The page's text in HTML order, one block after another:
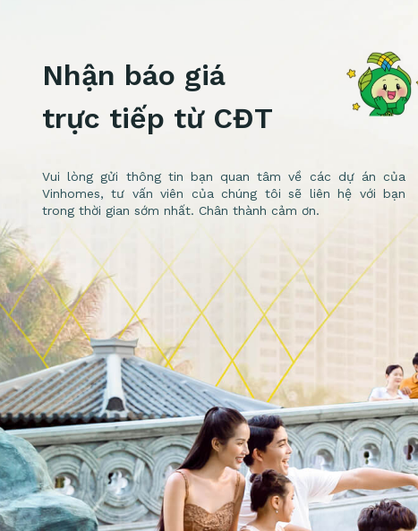
Nhận báo giá
trực tiếp từ CĐT
Vui lòng gửi thông tin bạn quan tâm về các dự án của
Vinhomes, tư vấn viên của chúng tôi sẽ liên hệ với bạn
trong thời gian sớm nhất. Chân thành cảm ơn.